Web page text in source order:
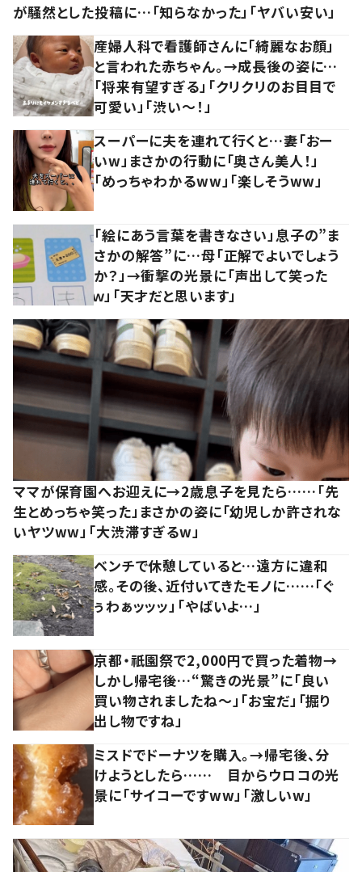
が騒然とした投稿に…「知らなかった」「ヤバい安い」
産婦人科で看護師さんに「綺麗なお顔」
と言われた赤ちゃん。→成長後の姿に…
「将来有望すぎる」「クリクリのお目目で
可愛い」「渋い～！」
スーパーに夫を連れて行くと…妻「おー
いw」まさかの行動に「奥さん美人！」
「めっちゃわかるww」「楽しそうww」
「絵にあう言葉を書きなさい」息子の”ま
さかの解答”に…母「正解でよいでしょう
か？」→衝撃の光景に「声出して笑った
ｗ」「天才だと思います」
ママが保育園へお迎えに→2歳息子を見たら……「先
生とめっちゃ笑った」まさかの姿に「幼児しか許されな
いヤツww」「大渋滞すぎるw」
ベンチで休憩していると…遠方に違和
感。その後、近付いてきたモノに……「ぐ
ぅわぁッッッ」「やばいよ…」
京都・祇園祭で2,000円で買った着物→
しかし帰宅後…“驚きの光景”に「良い
買い物されましたね～」「お宝だ」「掘り
出し物ですね」
ミスドでドーナツを購入。→帰宅後、分
けようとしたら…… 目からウロコの光
景に「サイコーですww」「激しいw」